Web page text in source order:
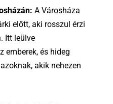
A Városháza
előtt, aki rosszul érzi
Itt leülve
emberek, és hideg
akik nehezen